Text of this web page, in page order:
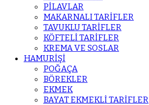
PİLAVLAR
MAKARNALI TARİFLER
TAVUKLU TARİFLER
KÖFTELİ TARİFLER
KREMA VE SOSLAR
HAMURİŞİ
POĞAÇA
BÖREKLER
EKMEK
BAYAT EKMEKLİ TARİFLER